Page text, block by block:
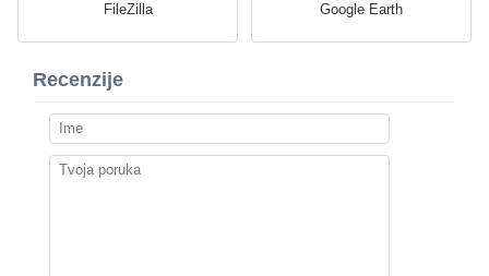
FileZilla Google Earth
Recenzije